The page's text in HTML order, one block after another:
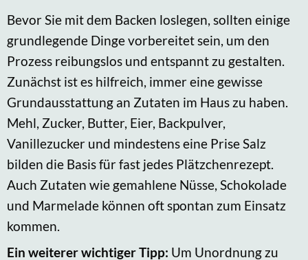
Bevor Sie mit dem Backen loslegen, sollten einige
grundlegende Dinge vorbereitet sein, um den
Prozess reibungslos und entspannt zu gestalten.
Zunächst ist es hilfreich, immer eine gewisse
Grundausstattung an Zutaten im Haus zu haben.
Mehl, Zucker, Butter, Eier, Backpulver,
Vanillezucker und mindestens eine Prise Salz
bilden die Basis für fast jedes Plätzchenrezept.
Auch Zutaten wie gemahlene Nüsse, Schokolade
und Marmelade können oft spontan zum Einsatz
kommen.
Ein weiterer wichtiger Tipp: Um Unordnung zu